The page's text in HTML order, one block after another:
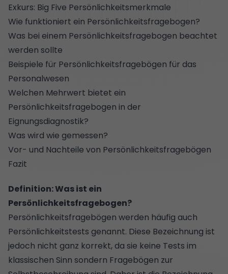
Exkurs: Big Five Persönlichkeitsmerkmale
Wie funktioniert ein Persönlichkeitsfragebogen?
Was bei einem Persönlichkeitsfragebogen beachtet
werden sollte
Beispiele für Persönlichkeitsfragebögen für das
Personalwesen
Welchen Mehrwert bietet ein
Persönlichkeitsfragebogen in der
Eignungsdiagnostik?
Was wird wie gemessen?
Vor- und Nachteile von Persönlichkeitsfragebögen
Fazit
Definition: Was ist ein
Persönlichkeitsfragebogen?
Persönlichkeitsfragebögen werden häufig auch
Persönlichkeitstests genannt. Diese Bezeichnung ist
jedoch nicht ganz korrekt, da sie keine Tests im
klassischen Sinn sondern Fragebögen zur